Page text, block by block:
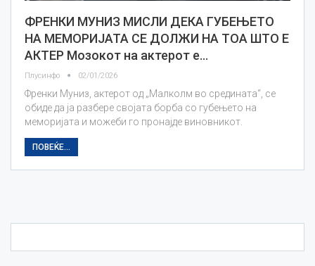
ФРЕНКИ МУНИЗ МИСЛИ ДЕКА ГУБЕЊЕТО
НА МЕМОРИЈАТА СЕ ДОЛЖИ НА ТОА ШТО Е
АКТЕР Мозокот на актерот е…
Плусинфо 02/01/2026
Френки Муниз, актерот од „Малколм во средината“, се
обиде да ја разбере својата борба со губењето на
меморијата и можеби го пронајде виновникот.
ПОВЕЌЕ...